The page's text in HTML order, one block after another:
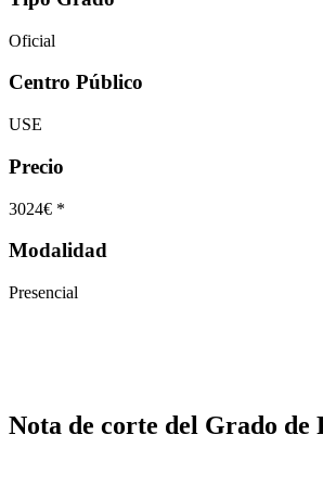
Oficial
Centro Público
USE
Precio
3024€ *
Modalidad
Presencial
Nota de corte del Grado de